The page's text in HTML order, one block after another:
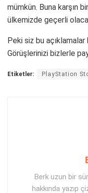
mümkün. Buna karşın
ülkemizde geçerli
Peki siz bu açıklamalar
Görüşlerinizi bizlerle
Etiketler: PlayStation
Berk uzun bir
hakkında yazıp